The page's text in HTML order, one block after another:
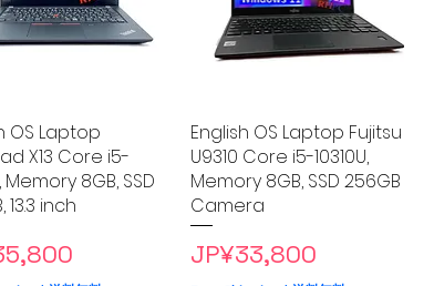
Quick View
OS Laptop
X13 Core i5-
Memory 8GB, SSD
13.3 inch
Quick View
English OS Laptop Fujitsu
U9310 Core i5-10310U,
Memory 8GB, SSD 256GB
Camera
Price
JP¥33,800